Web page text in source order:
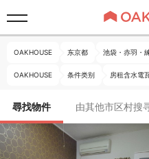
OAKHOUSE 东京都 池袋・赤羽・
OAKHOUSE 条件类别 房租含水電
尋找物件 由其他市区村搜